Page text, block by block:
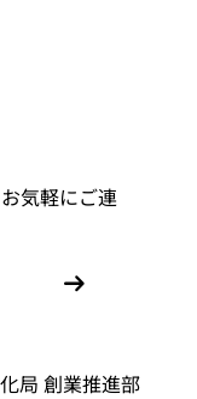
お気軽にご連
局 創業推進部